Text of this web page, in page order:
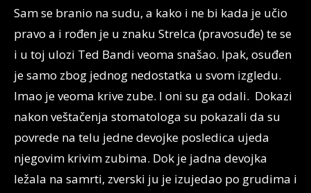
Sam se branio na sudu, a kako i ne bi kada je učio
pravo a i rođen je u znaku Strelca (pravosuđe) te se
i u toj ulozi Ted Bandi veoma snašao. Ipak, osuđen
je samo zbog jednog nedostatka u svom izgledu.
Imao je veoma krive zube. I oni su ga odali. Dokazi
nakon veštačenja stomatologa su pokazali da su
povrede na telu jedne devojke posledica ujeda
njegovim krivim zubima. Dok je jadna devojka
ležala na samrti, zverski ju je izujedao po grudima i